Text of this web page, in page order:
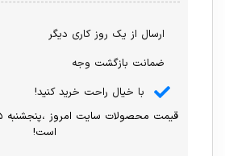
ارسال از یک روز کاری دیگر
ضمانت بازگشت وجه
با خیال راحت خرید کنید!
است!